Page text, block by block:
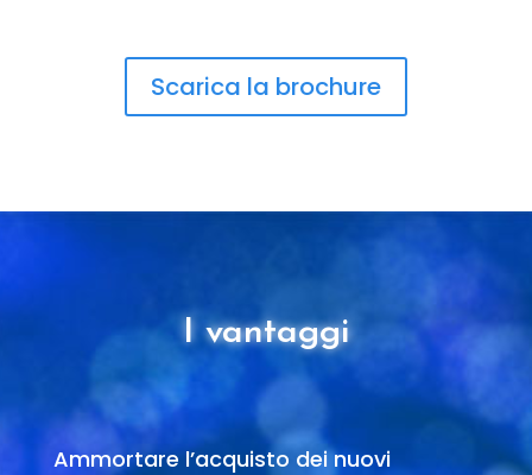
Scarica la brochure
I vantaggi
Ammortare l’acquisto dei nuovi